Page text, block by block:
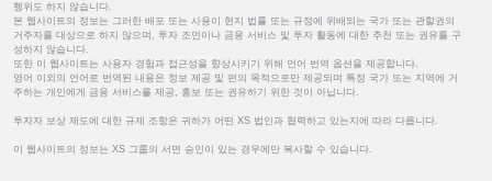
행위도 하지 않습니다.
본 웹사이트의 정보는 그러한 배포 또는 사용이 현지 법률 또는 규정에 위배되는 국가 또는 관할권의
거주자를 대상으로 하지 않으며, 투자 조언이나 금융 서비스 및 투자 활동에 대한 추천 또는 권유를 구
성하지 않습니다.
또한 이 웹사이트는 사용자 경험과 접근성을 향상시키기 위해 언어 번역 옵션을 제공합니다.
영어 이외의 언어로 번역된 내용은 정보 제공 및 편의 목적으로만 제공되며 특정 국가 또는 지역에 거
주하는 개인에게 금융 서비스를 제공, 홍보 또는 권유하기 위한 것이 아닙니다.
투자자 보상 제도에 대한 규제 조항은 귀하가 어떤 XS 법인과 협력하고 있는지에 따라 다릅니다.
이 웹사이트의 정보는 XS 그룹의 서면 승인이 있는 경우에만 복사할 수 있습니다.